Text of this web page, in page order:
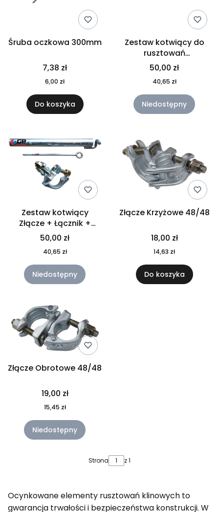
Śruba oczkowa 300mm
7,38 zł
6,00 zł
Do koszyka
Zestaw kotwiący do
rusztowań
warszawskich 33,7mm
50,00 zł
40,65 zł
Niedostępny
Zestaw kotwiący
Złącze + Łącznik +
Śruba
50,00 zł
40,65 zł
Niedostępny
Złącze Krzyżowe 48/48
18,00 zł
14,63 zł
Do koszyka
Złącze Obrotowe 48/48
19,00 zł
15,45 zł
Niedostępny
Strona z 1
Ocynkowane elementy rusztowań klinowych to
gwarancja trwałości i bezpieczeństwa konstrukcji. W